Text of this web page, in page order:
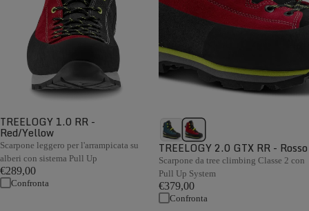
TREELOGY 1.0 RR -
Red/Yellow
Scarpone leggero per l'arrampicata su
alberi con sistema Pull Up
€289,00
Confronta
TREELOGY 2.0 GTX RR - Rosso
Scarpone da tree climbing Classe 2 con
Pull Up System
€379,00
Confronta